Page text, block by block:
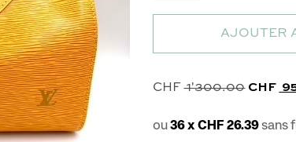
AJOUTER
CHF 1'300.00 Le prix
CHF
ou36 x CHF 26.39sans